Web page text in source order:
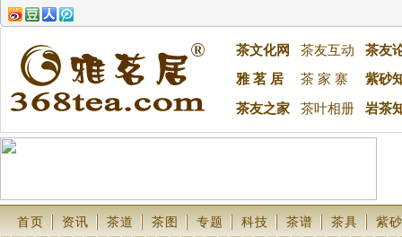
茶文化网 茶友互动
茶友
雅 茗 居
茶 家 寨 紫砂
茶友之家 茶叶相册 岩茶
首页 资讯 茶道 茶图 专题 科技 茶谱 茶具 紫砂